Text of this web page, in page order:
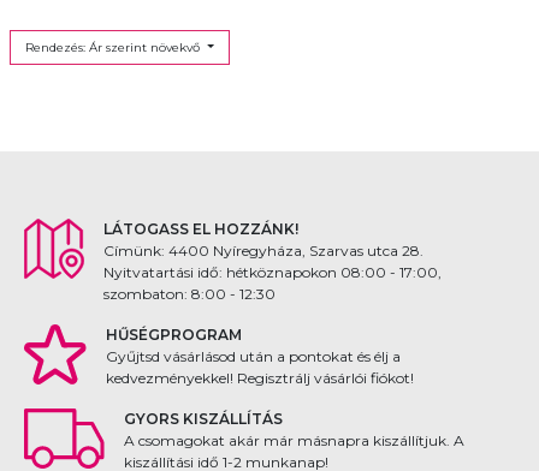
Rendezés: Ár szerint növekvő
LÁTOGASS EL HOZZÁNK!
Címünk: 4400 Nyíregyháza, Szarvas utca 28.
Nyitvatartási idő: hétköznapokon 08:00 - 17:00,
szombaton: 8:00 - 12:30
HŰSÉGPROGRAM
Gyűjtsd vásárlásod után a pontokat és élj a
kedvezményekkel! Regisztrálj vásárlói fiókot!
GYORS KISZÁLLÍTÁS
A csomagokat akár már másnapra kiszállítjuk. A
kiszállítási idő 1-2 munkanap!